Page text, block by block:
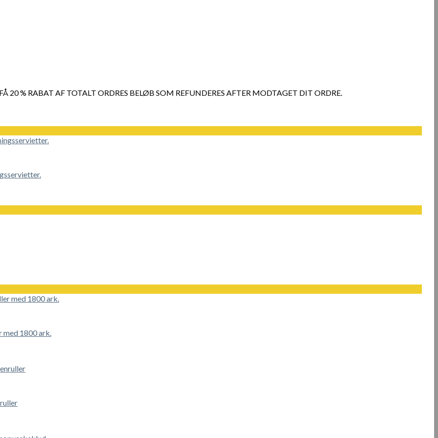
20 % RABAT AF TOTALT ORDRES BELØB SOM REFUNDERES AFTER MODTAGET DIT ORDRE.
med 1800 ark.